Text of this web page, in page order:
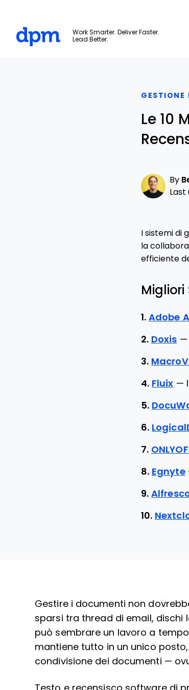
Work Smarter. Deliver Faster.
Lead Better.
GESTIONE
Le 10
By
Last
I sistemi di
la
efficiente
1. Adobe
2. Doxis —
3.
4. Fluix —
5.
6.
7.
8. Egnyte
9.
10.
Gestire i documenti non
sparsi tra thread di email, dischi
può sembrare un lavoro a
mantiene tutto in un unico
condivisione dei documenti —
Testo e recensisco software di